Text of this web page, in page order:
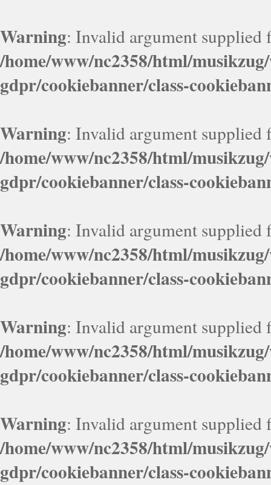
Warning: Invalid argument supplied
/home/www/nc2358/html/
gdpr/cookiebanner/class-
Warning: Invalid argument supplied
/home/www/nc2358/html/
gdpr/cookiebanner/class-
Warning: Invalid argument supplied
/home/www/nc2358/html/
gdpr/cookiebanner/class-
Warning: Invalid argument supplied
/home/www/nc2358/html/
gdpr/cookiebanner/class-
Warning: Invalid argument supplied
/home/www/nc2358/html/
gdpr/cookiebanner/class-